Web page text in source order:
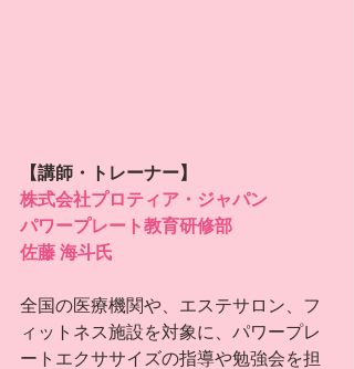
【講師・トレーナー】
株式会社プロティア・ジャパン
パワープレート教育研修部
佐藤 海斗氏
全国の医療機関や、エステサロン、フ
ィットネス施設を対象に、パワープレ
ートエクササイズの指導や勉強会を担